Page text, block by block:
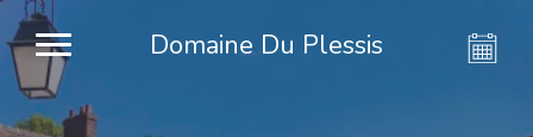
Domaine Du Plessis